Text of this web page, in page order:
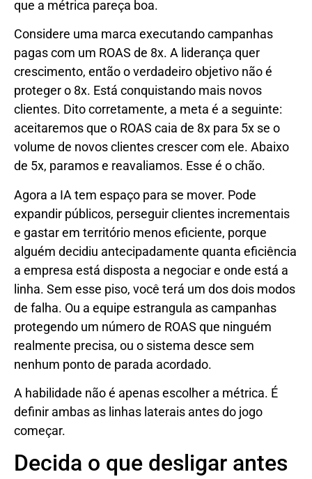
que a métrica pareça boa.
Considere uma marca executando campanhas
pagas com um ROAS de 8x. A liderança quer
crescimento, então o verdadeiro objetivo não é
proteger o 8x. Está conquistando mais novos
clientes. Dito corretamente, a meta é a seguinte:
aceitaremos que o ROAS caia de 8x para 5x se o
volume de novos clientes crescer com ele. Abaixo
de 5x, paramos e reavaliamos. Esse é o chão.
Agora a IA tem espaço para se mover. Pode
expandir públicos, perseguir clientes incrementais
e gastar em território menos eficiente, porque
alguém decidiu antecipadamente quanta eficiência
a empresa está disposta a negociar e onde está a
linha. Sem esse piso, você terá um dos dois modos
de falha. Ou a equipe estrangula as campanhas
protegendo um número de ROAS que ninguém
realmente precisa, ou o sistema desce sem
nenhum ponto de parada acordado.
A habilidade não é apenas escolher a métrica. É
definir ambas as linhas laterais antes do jogo
começar.
Decida o que desligar antes